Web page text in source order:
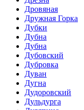
Дровяная
Дружная Горка
Дубки
Дубна
Дубна
Дубовский
Дубровка
Дуван
Дугна
Дудоровский
Дульдурга